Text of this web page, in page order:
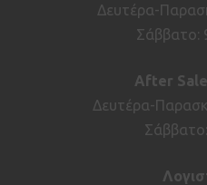
Δευτέρα-
Σάββατο:
After
Δευτέρα-